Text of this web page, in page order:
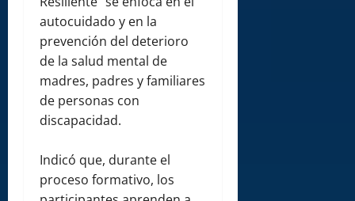
autocuidado y en la
prevención del deterioro
de la salud mental de
madres, padres y familiares
de personas con
discapacidad.
Indicó que, durante el
proceso formativo, los